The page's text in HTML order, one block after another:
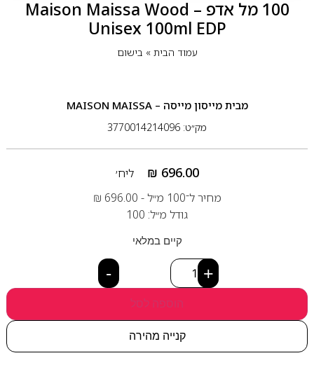
100 מל אדפ – Maison Maissa Wood
Unisex 100ml EDP
עמוד הבית» בישום
מבית מייסון מייסה – MAISON MAISSA
מק״ט: 3770014214096
₪ 696.00
ליח׳
מחיר ל־100 מ״ל -
₪ 696.00
גודל מ״ל: 100
קיים במלאי
- +
הוספה לסל
קנייה מהירה